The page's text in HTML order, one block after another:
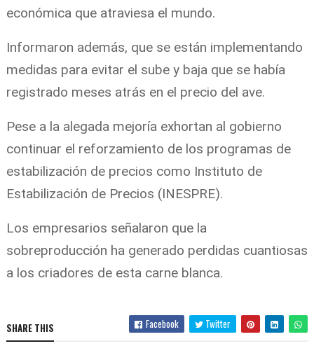
económicaque atraviesa el mundo.
Informaron además, que se están implementando
medidas para evitar el sube y baja que se había
registrado meses atrás en el precio del ave.
Pese a la alegada mejoría exhortan al gobierno
continuar el reforzamiento de los programas de
estabilización de precios como Instituto de
Estabilización de Precios (INESPRE).
Los empresarios señalaron que la
sobreproducción ha generado perdidas cuantiosas
a los criadores de esta carne blanca.
SHARE THIS Facebook Twitter